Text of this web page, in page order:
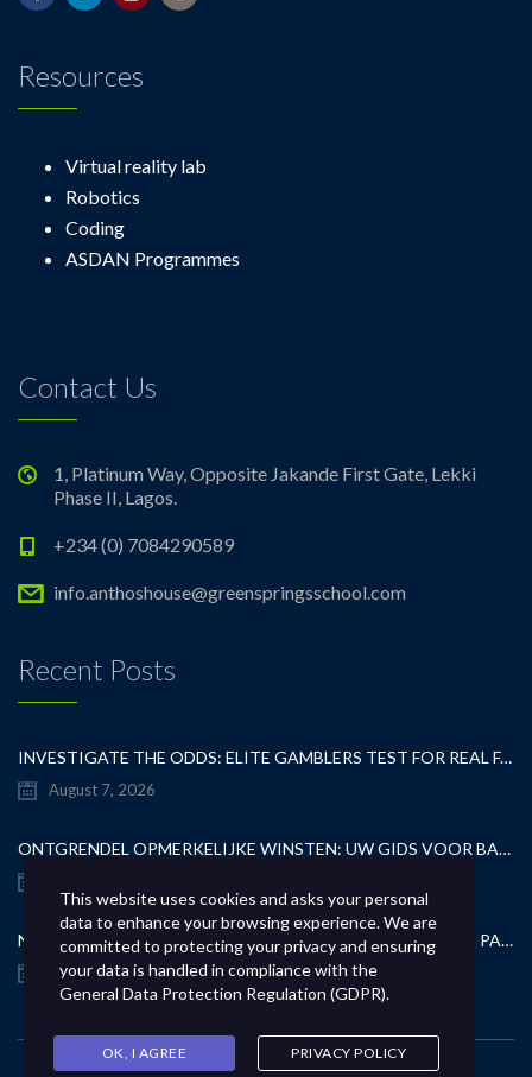
Resources
Virtual reality lab
Robotics
Coding
ASDAN Programmes
Contact Us
1, Platinum Way, Opposite Jakande First Gate, Lekki
Phase II, Lagos.
+234 (0) 7084290589
info.anthoshouse@greenspringsschool.com
Recent Posts
INVESTIGATE THE ODDS: ELITE GAMBLERS TEST FOR REAL FAIRNESS
August 7, 2026
ONTGRENDEL OPMERKELIJKE WINSTEN: UW GIDS VOOR BAANBREKENDE CASINOCASINO SPELLEN
NO KYC CASINOS DELIVER INSTANT PLAY WITHOUT THE PAPERWORK HASSLE
August 7, 2026
This website uses cookies and asks your personal
data to enhance your browsing experience. We are
committed to protecting your privacy and ensuring
your data is handled in compliance with the
General Data Protection Regulation (GDPR).
OK, I AGREE PRIVACY POLICY